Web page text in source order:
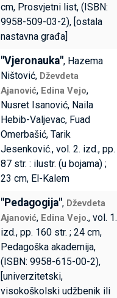
cm, Prosvjetni list, (ISBN:
9958-509-03-2), [ostala
nastavna građa]
"Vjeronauka", Hazema
Ništović, Dževdeta
Ajanović, Edina Vejo,
Nusret Isanović, Naila
Hebib-Valjevac, Fuad
Omerbašić, Tarik
Jesenković., vol. 2. izd., pp.
87 str. : ilustr. (u bojama) ;
23 cm, El-Kalem
"Pedagogija", Dževdeta
Ajanović, Edina Vejo., vol. 1.
izd., pp. 160 str. ; 24 cm,
Pedagoška akademija,
(ISBN: 9958-615-00-2),
[univerzitetski,
visokoškolski udžbenik ili